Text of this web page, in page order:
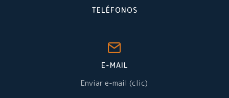
TELÉFONOS
E-MAIL
Enviar e-mail (clic)